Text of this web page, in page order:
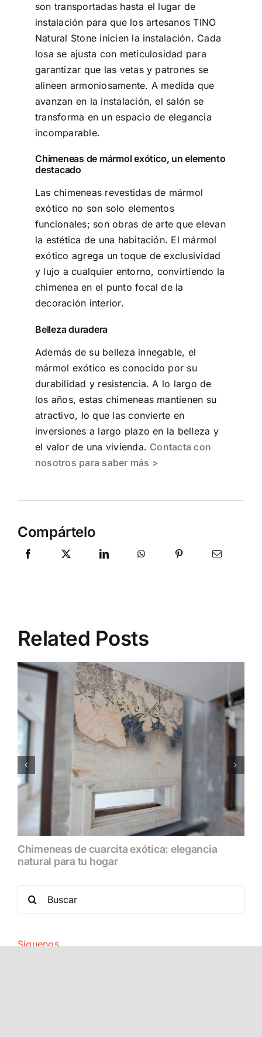
son transportadas hasta el lugar de
instalación para que los artesanos TINO
Natural Stone inicien la instalación. Cada
losa se ajusta con meticulosidad para
garantizar que las vetas y patrones se
alineen armoniosamente. A medida que
avanzan en la instalación, el salón se
transforma en un espacio de elegancia
incomparable.
Chimeneas de mármol exótico, un elemento
destacado
Las chimeneas revestidas de mármol
exótico no son solo elementos
funcionales; son obras de arte que elevan
la estética de una habitación. El mármol
exótico agrega un toque de exclusividad
y lujo a cualquier entorno, convirtiendo la
chimenea en el punto focal de la
decoración interior.
Belleza duradera
Además de su belleza innegable, el
mármol exótico es conocido por su
durabilidad y resistencia. A lo largo de
los años, estas chimeneas mantienen su
atractivo, lo que las convierte en
inversiones a largo plazo en la belleza y
el valor de una vivienda. Contacta con
nosotros para saber más >
Compártelo
Related Posts
Chimeneas de cuarcita exótica: elegancia
natural para tu hogar
Síguenos